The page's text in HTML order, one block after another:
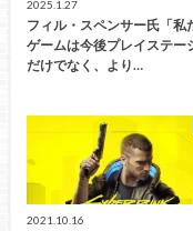
2025.1.27
フィル・スペンサー氏「私
ゲームは今後プレイステー
だけでなく、より…
2021.10.16